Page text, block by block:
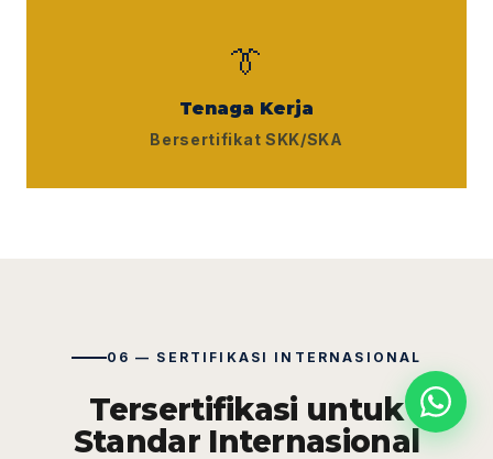
👔
Tenaga Kerja
Bersertifikat SKK/SKA
06 — SERTIFIKASI INTERNASIONAL
Tersertifikasi untuk
Standar Internasional